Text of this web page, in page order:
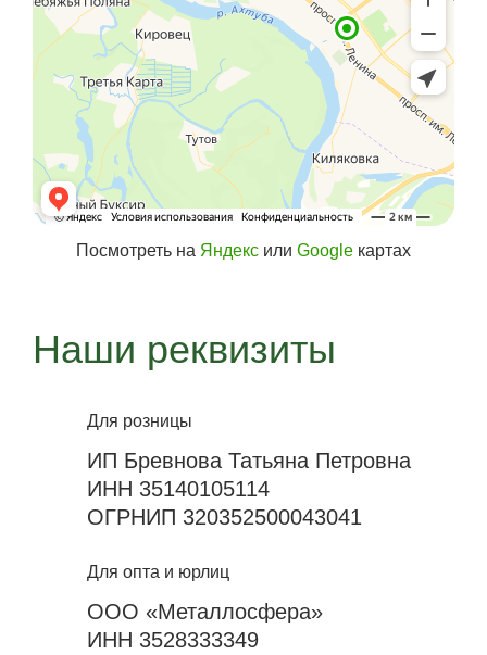
Посмотреть на Яндекс или Google картах
Наши реквизиты
Для розницы
ИП Бревнова Татьяна Петровна
ИНН 35140105114
ОГРНИП 320352500043041
Для опта и юрлиц
ООО «Металлосфера»
ИНН 3528333349